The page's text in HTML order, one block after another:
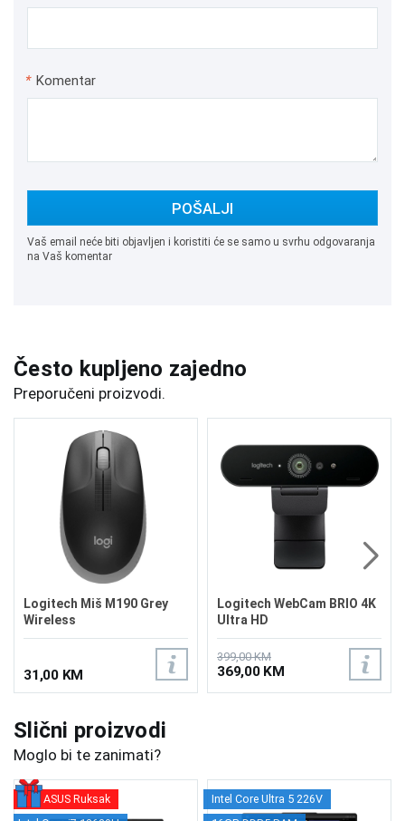
* Komentar
POŠALJI
Vaš email neće biti objavljen i koristiti će se samo u svrhu odgovaranja
na Vaš komentar
Često kupljeno zajedno
Preporučeni proizvodi.
Logitech Miš M190 Grey
Wireless
31,00 KM
Logitech WebCam BRIO 4K
Ultra HD
399,00 KM
369,00 KM
Slični proizvodi
Moglo bi te zanimati?
ASUS Ruksak
Intel Core Ultra 5 226V